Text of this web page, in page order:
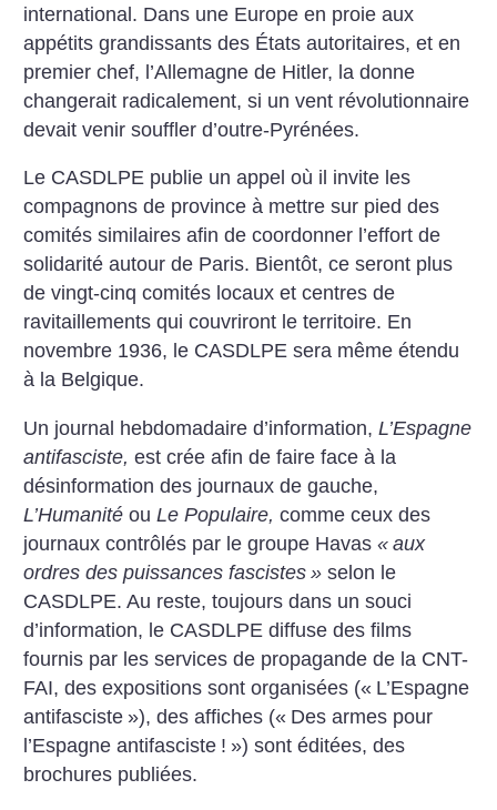
international. Dans une Europe en proie aux
appétits grandissants des États autoritaires, et en
premier chef, l’Allemagne de Hitler, la donne
changerait radicalement, si un vent révolution­naire
devait venir souffler ­d’outre-Pyrénées.
Le CASDLPE publie un appel où il invite les
compagnons de province à mettre sur pied des
comités similaires afin de coordonner l’effort de
solidarité autour de Paris. Bientôt, ce seront plus
de vingt-cinq comités locaux et centres de
ravitaillements qui couvriront le territoire. En
novembre 1936, le CASDLPE sera même étendu
à la Belgique.
Un journal hebdomadaire d’information,L’Espagne
antifasciste, est crée afin de faire face à la
désinformation des journaux de gauche,
L’Humanité ouLe Populaire, comme ceux des
journaux contrôlés par le groupe Havas« aux
ordres des puissances fascistes » selon le
CASDLPE. Au reste, toujours dans un souci
d’information, le CASDLPE diffuse des films
fournis par les services de propagande de la CNT-
FAI, des expositions sont organisées (« L’Espagne
antifasciste »), des affiches (« Des armes pour
l’Espagne antifasciste ! ») sont éditées, des
brochures publiées.